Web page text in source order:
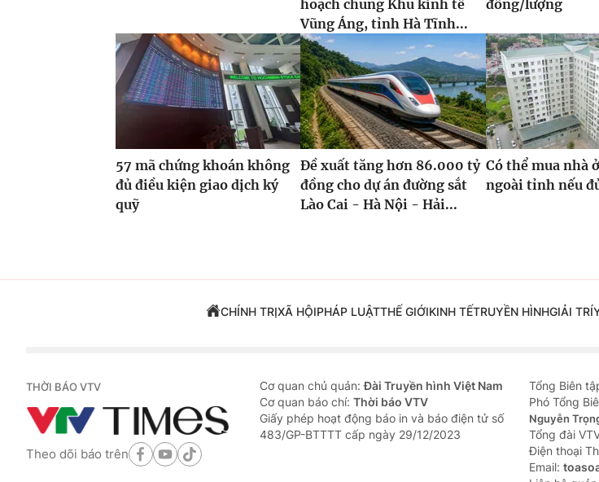
hoạch chung Khu kinh tế
Vũng Áng, tỉnh Hà Tĩnh...
đồng/lượng
57 mã chứng khoán không
đủ điều kiện giao dịch ký
quỹ
Đề xuất tăng hơn 86.000 tỷ
đồng cho dự án đường sắt
Lào Cai - Hà Nội - Hải...
Có thể mua nhà
ngoài tỉnh nếu
CHÍNH TRỊXÃ HỘIPHÁP LUẬTTHẾ GIỚIKINH TẾTRUYỀN HÌNHGIẢI TRÍ
THỜI BÁO VTV
Theo dõi báo trên
Cơ quan chủ quản:Đài Truyền hình Việt Nam
Cơ quan báo chí: Thời báo VTV
Giấy phép hoạt động báo in và báo điện tử số
483/GP-BTTTT cấp ngày 29/12/2023
Tổng Biên
Phó Tổng
Nguyễn
Tổng đài
Ðiện thoại
Email: